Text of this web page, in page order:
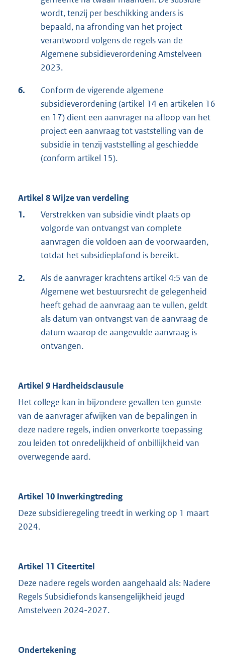
wordt, tenzij per beschikking anders is
bepaald, na afronding van het project
verantwoord volgens de regels van de
Algemene subsidieverordening Amstelveen
2023.
6.
Conform de vigerende algemene
subsidieverordening (artikel 14 en artikelen 16
en 17) dient een aanvrager na afloop van het
project een aanvraag tot vaststelling van de
subsidie in tenzij vaststelling al geschiedde
(conform artikel 15).
Artikel 8 Wijze van verdeling
1.
Verstrekken van subsidie vindt plaats op
volgorde van ontvangst van complete
aanvragen die voldoen aan de voorwaarden,
totdat het subsidieplafond is bereikt.
2.
Als de aanvrager krachtens artikel 4:5 van de
Algemene wet bestuursrecht de gelegenheid
heeft gehad de aanvraag aan te vullen, geldt
als datum van ontvangst van de aanvraag de
datum waarop de aangevulde aanvraag is
ontvangen.
Artikel 9 Hardheidsclausule
Het college kan in bijzondere gevallen ten gunste
van de aanvrager afwijken van de bepalingen in
deze nadere regels, indien onverkorte toepassing
zou leiden tot onredelijkheid of onbillijkheid van
overwegende aard.
Artikel 10 Inwerkingtreding
Deze subsidieregeling treedt in werking op 1 maart
2024.
Artikel 11 Citeertitel
Deze nadere regels worden aangehaald als: Nadere
Regels Subsidiefonds kansengelijkheid jeugd
Amstelveen 2024-2027.
Ondertekening